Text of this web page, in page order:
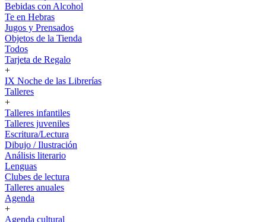
Bebidas con Alcohol
Te en Hebras
Jugos y Prensados
Objetos de la Tienda
Todos
Tarjeta de Regalo
+
IX Noche de las Librerías
Talleres
+
Talleres infantiles
Talleres juveniles
Escritura/Lectura
Dibujo / Ilustración
Análisis literario
Lenguas
Clubes de lectura
Talleres anuales
Agenda
+
Agenda cultural